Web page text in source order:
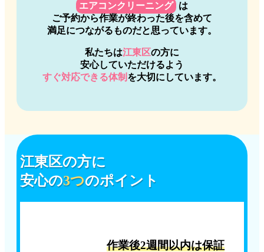
エアコンクリーニング は
ご予約から作業が終わった後を含めて
満足につながるものだと思っています。
私たちは江東区の方に
安心していただけるよう
すぐ対応できる体制 を大切にしています。
江東区の方に
安心の3つのポイント
作業後2週間以内は保証